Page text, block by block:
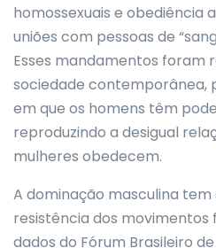
homossexuais e obediência
uniões com pessoas de
Esses mandamentos foram
sociedade contemporânea,
em que os homens têm
reproduzindo a desigual
mulheres obedecem.
A dominação masculina
resistência dos movimentos
dados do Fórum Brasileiro